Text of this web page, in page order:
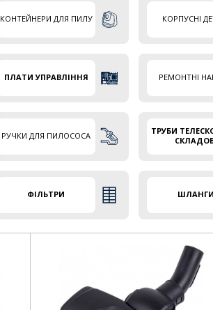
КОНТЕЙНЕРИ ДЛЯ ПИЛУ КОРПУСНІ
ПЛАТИ УПРАВЛІННЯ РЕМОНТНІ
РУЧКИ ДЛЯ ПИЛОСОСА
ТРУБИ
ФІЛЬТРИ ШЛАНГИ